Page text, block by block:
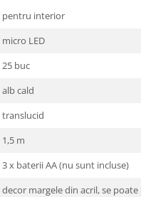
pentru interior
micro LED
25 buc
alb cald
translucid
1,5 m
3 x baterii AA (nu sunt incluse)
decor margele din acril, se